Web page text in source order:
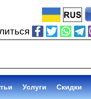
Услуги Скидки